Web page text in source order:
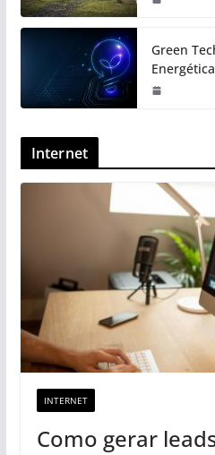
Green
Internet
INTERNET
Como gerar